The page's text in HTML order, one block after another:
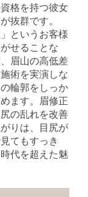
格を持つ彼女
抜群です。
というお客様
せることな
眉山の高低差
術を実演しな
輪郭をしっか
ます。眉修正
の乱れを改善
りは、目尻が
てもすっき
代を超えた魅